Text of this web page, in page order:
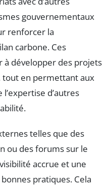
gouvernementaux
renforcer la
carbone. Ces
à développer des projets
tout en permettant aux
d’autres
telles que des
ou des forums sur le
accrue et une
pratiques. Cela